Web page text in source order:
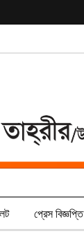
প্রেস বিজ্ঞপ্তি